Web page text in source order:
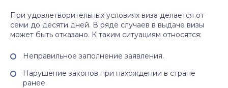
При удовлетворительных условиях виза делается от
семи до десяти дней. В ряде случаев в выдаче визы
может быть отказано. К таким ситуациям относятся:
Неправильное заполнение заявления.
Нарушение законов при нахождении в стране
ранее.